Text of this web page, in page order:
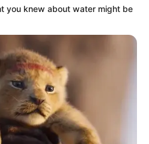
you knew about water might be